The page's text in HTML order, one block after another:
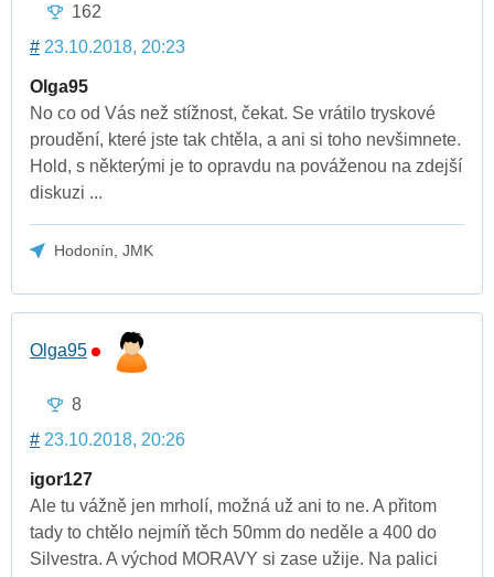
162
# 23.10.2018, 20:23
Olga95
No co od Vás než stížnost, čekat. Se vrátilo tryskové
proudění, které jste tak chtěla, a ani si toho nevšimnete.
Hold, s některými je to opravdu na pováženou na zdejší
diskuzi ...
Hodonín, JMK
Olga95
8
# 23.10.2018, 20:26
igor127
Ale tu vážně jen mrholí, možná už ani to ne. A přitom
tady to chtělo nejmíň těch 50mm do neděle a 400 do
Silvestra. A východ MORAVY si zase užije. Na palici